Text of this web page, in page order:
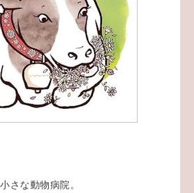
さな動物病院。